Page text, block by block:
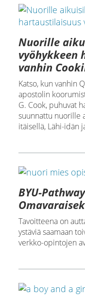
Nuorille
vyöhykkeen
vanhin
Katso, kun vanhin
apostolin
G. Cook, puhuvat
suunnattu nuorille
itäisellä, Lähi-idän
BYU-
Tavoitteena on
ystäviä saamaan
verkko-opintojen